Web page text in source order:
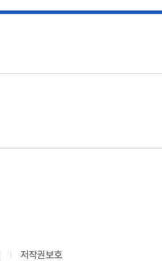
저작권보호